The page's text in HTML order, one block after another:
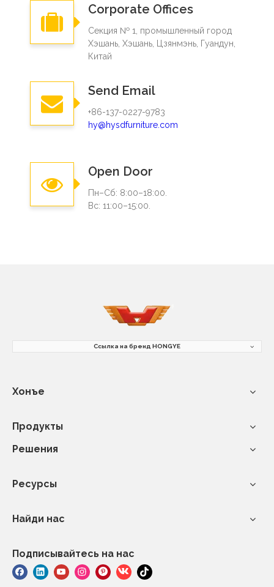
Corporate Offices
Секция № 1, промышленный город
Хэшань, Хэшань, Цзянмэнь, Гуандун,
Китай
Send Email
+86-137-0227-9783
hy@hysdfurniture.com
Open Door
Пн–Сб: 8:00–18:00.
Вс: 11:00–15:00.
Ссылка на бренд HONGYE
Хонъе
Продукты
Решения
Ресурсы
Найди нас
Подписывайтесь на нас